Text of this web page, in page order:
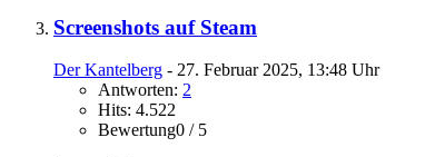
Screenshots auf Steam
Der Kantelberg - 27. Februar 2025, 13:48 Uhr
Antworten: 2
Hits: 4.522
Bewertung0 / 5